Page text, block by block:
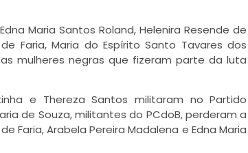
Maria Santos Roland, Helenira Resende de
Faria, Maria do Espírito Santo Tavares dos
mulheres negras que fizeram parte da luta
e Thereza Santos militaram no Partido
de Souza, militantes do PCdoB, perderam a
Faria, Arabela Pereira Madalena e Edna Maria